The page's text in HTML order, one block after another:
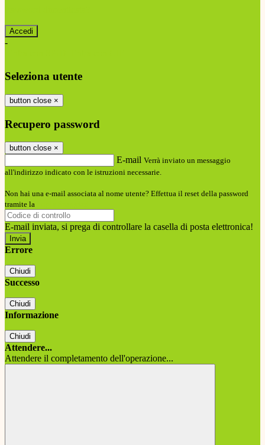
-
Seleziona utente
button close ×
Recupero password
button close ×
E-mail Verrà inviato un messaggio
all'indirizzo indicato con le istruzioni necessarie.
Non hai una e-mail associata al nome utente? Effettua il reset della password
tramite la
E-mail inviata, si prega di controllare la casella di posta elettronica!
Errore
Chiudi
Successo
Chiudi
Informazione
Chiudi
Attendere...
Attendere il completamento dell'operazione...